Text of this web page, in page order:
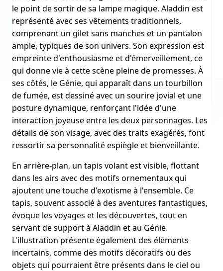
le point de sortir de sa lampe magique. Aladdin est
représenté avec ses vêtements traditionnels,
comprenant un gilet sans manches et un pantalon
ample, typiques de son univers. Son expression est
empreinte d'enthousiasme et d'émerveillement, ce
qui donne vie à cette scène pleine de promesses. À
ses côtés, le Génie, qui apparaît dans un tourbillon
de fumée, est dessiné avec un sourire jovial et une
posture dynamique, renforçant l'idée d'une
interaction joyeuse entre les deux personnages. Les
détails de son visage, avec des traits exagérés, font
ressortir sa personnalité espiègle et bienveillante.
En arrière-plan, un tapis volant est visible, flottant
dans les airs avec des motifs ornementaux qui
ajoutent une touche d'exotisme à l'ensemble. Ce
tapis, souvent associé à des aventures fantastiques,
évoque les voyages et les découvertes, tout en
servant de support à Aladdin et au Génie.
L'illustration présente également des éléments
incertains, comme des motifs décoratifs ou des
objets qui pourraient être présents dans le ciel ou